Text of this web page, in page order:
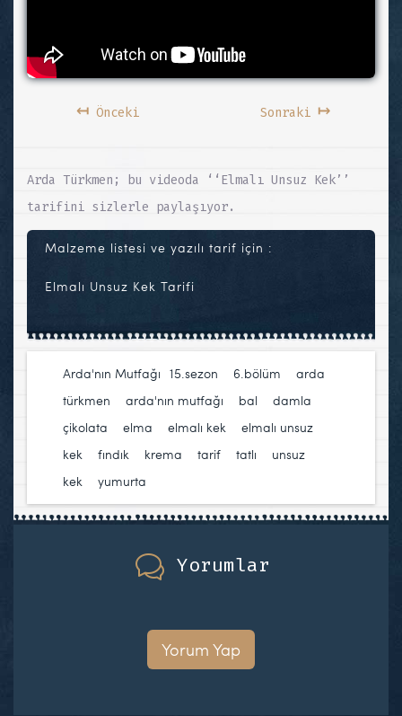
↤Önceki Sonraki ↦
Arda Türkmen; bu videoda ‘‘Elmalı Unsuz Kek’’
tarifini sizlerle paylaşıyor.
Malzeme listesi ve yazılı tarif için :
Elmalı Unsuz Kek Tarifi
Arda'nın Mutfağı 15.sezon 6.bölüm
arda
türkmen
arda'nın mutfağı bal
damla
çikolata
elma elmalı kek
elmalı unsuz
kek
fındık krema tarif tatlı
unsuz
kek
yumurta
Yorumlar
Yorum Yap